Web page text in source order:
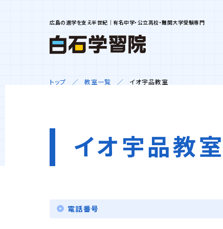
広島の進学を支え半世紀｜有名中学・公立高校・難関大学受験専門
イオ宇品教室
トップ 教室一覧 イオ宇品教室
電話番号